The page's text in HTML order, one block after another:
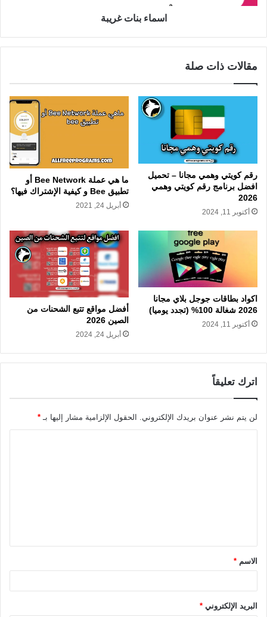
اسماء بنات غريبة
مقالات ذات صلة
رقم كويتي وهمي مجانا – تحميل
افضل برنامج رقم كويتي وهمي
2026
أكتوبر 11, 2024
ما هي عملة Bee Network أو
تطبيق Bee و كيفية الإشتراك فيها؟
أبريل 24, 2021
اكواد بطاقات جوجل بلاي مجانا
2026 شغالة 100% (تجدد يوميا)
أكتوبر 11, 2024
أفضل مواقع تتبع الشحنات من
الصين 2026
أبريل 24, 2024
اترك تعليقاً
لن يتم نشر عنوان بريدك الإلكتروني. الحقول الإلزامية مشار إليها بـ *
ق
*الاسم *
البريد الإلكتروني *